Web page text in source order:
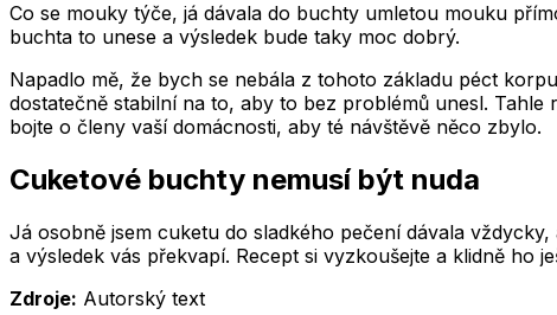
Co se mouky týče, já dávala do buchty umletou mouku
buchta to unese a výsledek bude taky moc dobrý.
Napadlo mě, že bych se nebála z tohoto základu péct
dostatečně stabilní na to, aby to bez problémů unesl.
bojte o členy vaší domácnosti, aby té návštěvě něco zbylo.
Cuketové buchty nemusí být nuda
Já osobně jsem cuketu do sladkého pečení dávala
a výsledek vás překvapí. Recept si vyzkoušejte a klidně ho
Zdroje: Autorský text